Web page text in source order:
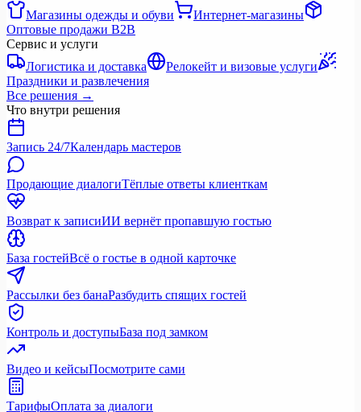
Магазины одежды и обуви
Интернет-магазины
Оптовые продажи B2B
Сервис и услуги
Логистика и доставка
Релокейт и визовые услуги
Праздники и развлечения
Все решения →
Что внутри решения
Запись 24/7Календарь мастеров
Продающие диалогиТёплые ответы клиенткам
Возврат к записиИИ вернёт пропавшую гостью
База гостейВсё о гостье в одной карточке
Рассылки без банаРазбудить спящих гостей
Контроль и доступыБаза под замком
Видео и кейсыПосмотрите сами
ТарифыОплата за диалоги